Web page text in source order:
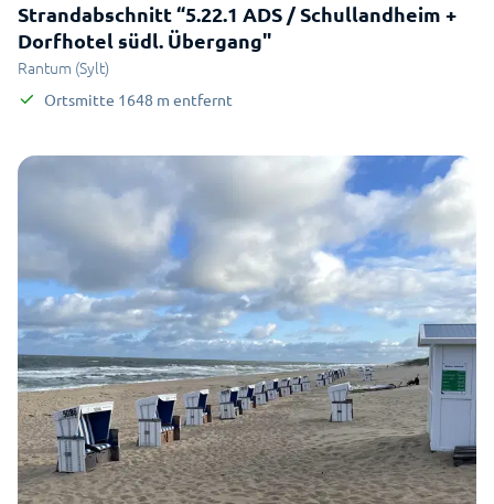
Strandabschnitt “5.22.1 ADS / Schullandheim +
Dorfhotel südl. Übergang"
Rantum (Sylt)
Ortsmitte 1648 m entfernt